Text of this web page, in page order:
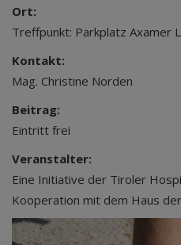
Ort:
Treffpunkt: Parkplatz Axamer
Kontakt:
Mag. Christine Norden
Beitrag:
Eintritt frei
Veranstalter:
Eine Initiative der Tiroler
Kooperation mit dem Haus